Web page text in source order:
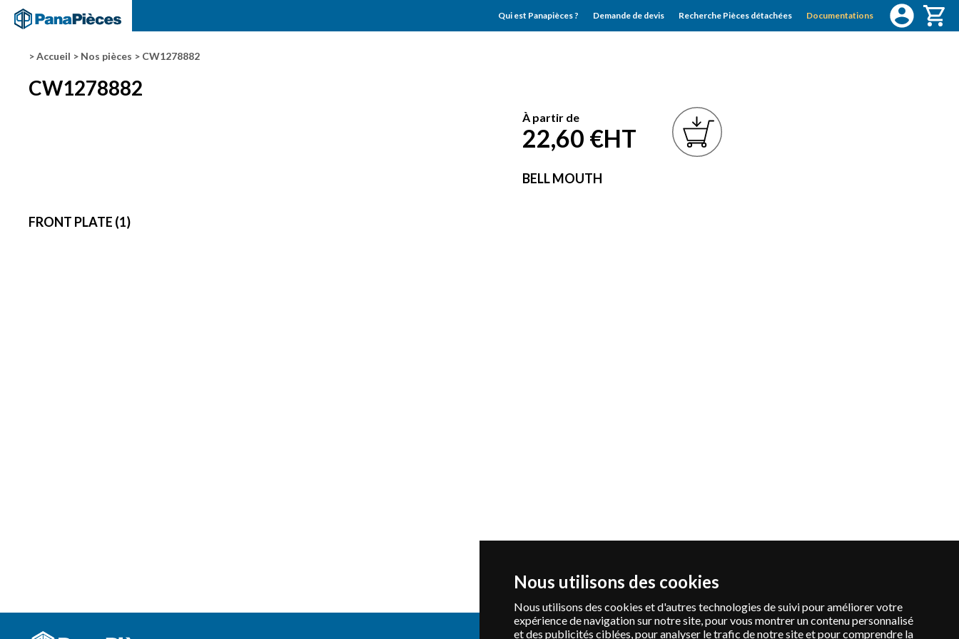
Nous utilisons des cookies
Nous utilisons des cookies et d'autres technologies de suivi pour améliorer votre
expérience de navigation sur notre site, pour vous montrer un contenu personnalisé
et des publicités ciblées, pour analyser le trafic de notre site et pour comprendre la
Qui est Panapièces ? Demande de devis Recherche Pièces détachées Documentations
> Accueil > Nos pièces > CW1278882
CW1278882
À partir de
22,60 €HT
BELL MOUTH
FRONT PLATE (1)